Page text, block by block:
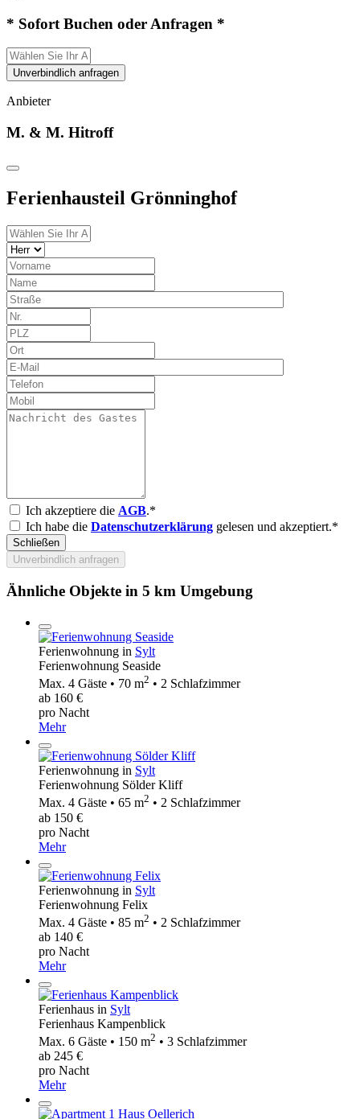
* Sofort Buchen oder Anfragen *
Unverbindlich anfragen
Anbieter
M. & M. Hitroff
Ferienhausteil Grönninghof
Ich akzeptiere die AGB.*
Ich habe die Datenschutzerklärung gelesen und akzeptiert.*
Schließen
Unverbindlich anfragen
Ähnliche Objekte in 5 km Umgebung
Ferienwohnung in Sylt
Ferienwohnung Seaside
Max. 4 Gäste • 70 m2 • 2 Schlafzimmer
ab 160 €
pro Nacht
Mehr
Ferienwohnung in Sylt
Ferienwohnung Sölder Kliff
Max. 4 Gäste • 65 m2 • 2 Schlafzimmer
ab 150 €
pro Nacht
Mehr
Ferienwohnung in Sylt
Ferienwohnung Felix
Max. 4 Gäste • 85 m2 • 2 Schlafzimmer
ab 140 €
pro Nacht
Mehr
Ferienhaus in Sylt
Ferienhaus Kampenblick
Max. 6 Gäste • 150 m2 • 3 Schlafzimmer
ab 245 €
pro Nacht
Mehr